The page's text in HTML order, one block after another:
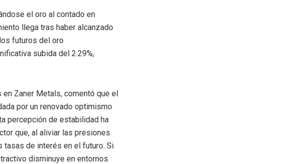
el oro al contado en
llega tras haber alcanzado
futuros del oro
subida del 2.29%,
Zaner Metals, comentó que el
por un renovado optimismo
percepción de estabilidad ha
que, al aliviar las presiones
tasas de interés en el futuro. Si
disminuye en entornos